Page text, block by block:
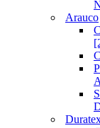
Arauco